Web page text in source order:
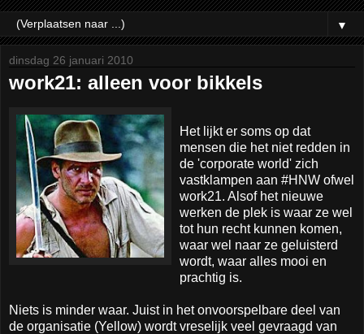
▼
dinsdag 26 januari 2010
work21: alleen voor bikkels
Het lijkt er soms op dat
mensen die het niet redden in
de 'corporate world' zich
vastklampen aan #HNW ofwel
work21. Alsof het nieuwe
werken de plek is waar ze wel
tot hun recht kunnen komen,
waar wel naar ze geluisterd
wordt, waar alles mooi en
prachtig is.
Niets is minder waar. Juist in het onvoorspelbare deel van
de organisatie (Yellow) wordt vreselijk veel gevraagd van